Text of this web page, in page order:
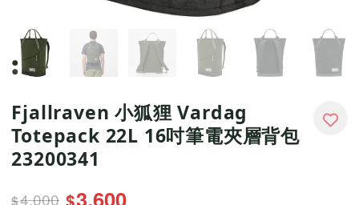
Fjallraven 小狐狸 Vardag
Totepack 22L 16吋筆電夾層背包
23200341
$4,000